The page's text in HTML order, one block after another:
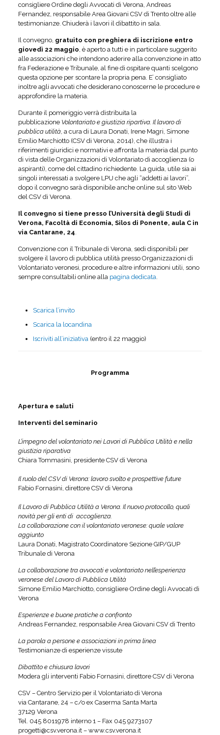
consigliere Ordine degli Avvocati di Verona, Andreas
Fernandez, responsabile Area Giovani CSV di Trento oltre alle
testimonianze. Chiuderà i lavori il dibattito in sala.
Il convegno, gratuito con preghiera di iscrizione entro
giovedì 22 maggio, è aperto a tutti e in particolare suggerito
alle associazioni che intendono aderire alla convenzione in atto
fra Federazione e Tribunale, al fine di ospitare quanti scelgono
questa opzione per scontare la propria pena. E’ consigliato
inoltre agli avvocati che desiderano conoscerne le procedure e
approfondire la materia.
Durante il pomeriggio verrà distribuita la
pubblicazioneVolontariato e giustizia ripartiva. Il lavoro di
pubblica utilità, a cura di Laura Donati, Irene Magri, Simone
Emilio Marchiotto (CSV di Verona, 2014), che illustra i
riferimenti giuridici e normativi e affronta la materia dal punto
di vista delle Organizzazioni di Volontariato di accoglienza (o
aspiranti), come del cittadino richiedente. La guida, utile sia ai
singoli interessati a svolgere LPU che agli “addetti ai lavori”,
dopo il convegno sarà disponibile anche online sul sito Web
del CSV di Verona.
Il convegno si tiene presso l’Università degli Studi di
Verona, Facoltà di Economia, Silos di Ponente, aula C in
via Cantarane, 24.
Convenzione con il Tribunale di Verona, sedi disponibili per
svolgere il lavoro di pubblica utilità presso Organizzazioni di
Volontariato veronesi, procedure e altre informazioni utili, sono
sempre consultabili online alla pagina dedicata.
Scarica l’invito
Scarica la locandina
Iscriviti all’iniziativa(entro il 22 maggio)
Programma
Apertura e saluti
Interventi del seminario
L’impegno del volontariato nei Lavori di Pubblica Utilità e nella
giustizia riparativa
Chiara Tommasini, presidente CSV di Verona
Il ruolo del CSV di Verona: lavoro svolto e prospettive future
Fabio Fornasini, direttore CSV di Verona
Il Lavoro di Pubblica Utilità a Verona. Il nuovo protocollo, quali
novità per gli enti di accoglienza.
La collaborazione con il volontariato veronese: quale valore
aggiunto
Laura Donati, Magistrato Coordinatore Sezione GIP/GUP
Tribunale di Verona
La collaborazione tra avvocati e volontariato nell’esperienza
veronese del Lavoro di Pubblica Utilità
Simone Emilio Marchiotto, consigliere Ordine degli Avvocati di
Verona
Esperienze e buone pratiche a confronto
Andreas Fernandez, responsabile Area Giovani CSV di Trento
La parola a persone e associazioni in prima linea
Testimonianze di esperienze vissute
Dibattito e chiusura lavori
Modera gli interventi Fabio Fornasini, direttore CSV di Verona
CSV – Centro Servizio per il Volontariato di Verona
via Cantarane, 24 – c/o ex Caserma Santa Marta
37129 Verona
Tel. 045 8011978 interno 1 – Fax 045 9273107
progetti@csv.verona.it – www.csv.verona.it